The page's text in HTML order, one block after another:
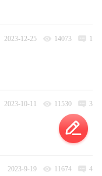
2023-12-25 14073 1
2023-10-11 11530 3
2023-9-19 11674 4